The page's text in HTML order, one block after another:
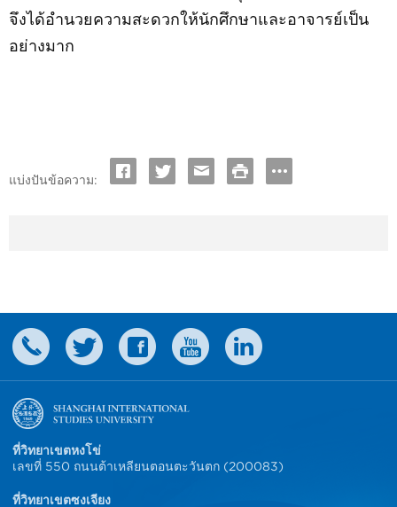
จึงได้อำนวยความสะดวกให้นักศึกษาและอาจารย์เป็น
อย่างมาก
แบ่งปันข้อความ:
ที่วิทยาเขตหงโข่
เลขที่ 550 ถนนต้าเหลียนตอนตะวันตก (200083)
ที่วิทยาเขตซงเจียง